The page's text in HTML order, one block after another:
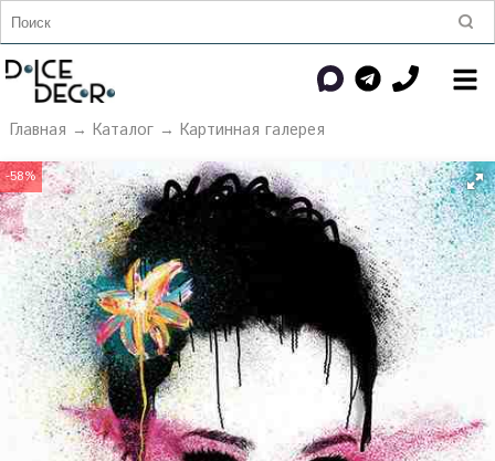
Главная → Каталог→ Картинная галерея
-58%